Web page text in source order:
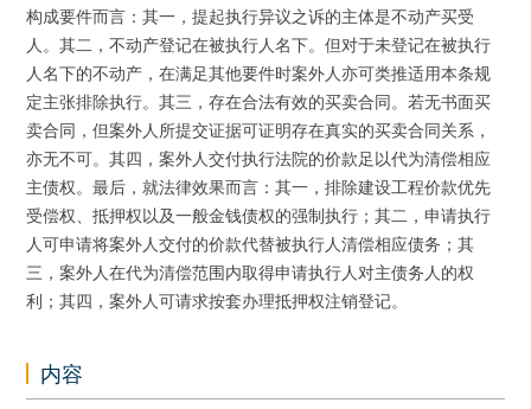
构成要件而言：其一，提起执行异议之诉的主体是不动产买受
人。其二，不动产登记在被执行人名下。但对于未登记在被执行
人名下的不动产，在满足其他要件时案外人亦可类推适用本条规
定主张排除执行。其三，存在合法有效的买卖合同。若无书面买
卖合同，但案外人所提交证据可证明存在真实的买卖合同关系，
亦无不可。其四，案外人交付执行法院的价款足以代为清偿相应
主债权。最后，就法律效果而言：其一，排除建设工程价款优先
受偿权、抵押权以及一般金钱债权的强制执行；其二，申请执行
人可申请将案外人交付的价款代替被执行人清偿相应债务；其
三，案外人在代为清偿范围内取得申请执行人对主债务人的权
利；其四，案外人可请求按套办理抵押权注销登记。
内容